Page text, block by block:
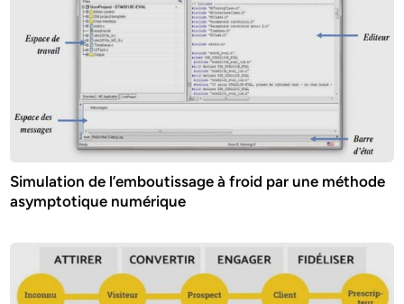
Simulation de l’emboutissage à froid par une méthode
asymptotique numérique